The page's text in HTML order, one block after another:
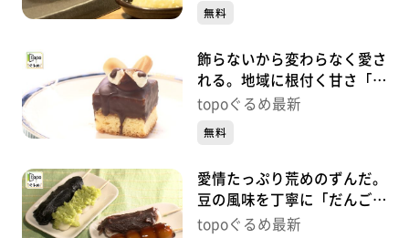
無料
飾らないから変わらなく愛さ
れる。地域に根付く甘さ「ガ
トーオバラ」（若林区連坊小
topoぐるめ最新
無料
愛情たっぷり荒めのずんだ。
豆の風味を丁寧に「だんご茶
屋あらまち」（若林区東九番
topoぐるめ最新